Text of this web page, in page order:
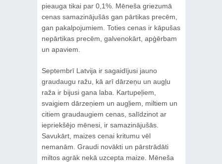
pieauga tikai par 0,1%. Mēneša griezumā
cenas samazinājušās gan pārtikas precēm,
gan pakalpojumiem. Toties cenas ir kāpušas
nepārtikas precēm, galvenokārt, apģērbam
un apaviem.
Septembrī Latvija ir sagaidījusi jauno
graudaugu ražu, kā arī dārzeņu un augļu
raža ir bijusi gana laba. Kartupeļiem,
svaigiem dārzeņiem un augļiem, miltiem un
citiem graudaugiem cenas, salīdzinot ar
iepriekšējo mēnesi, ir samazinājušās.
Savukārt, maizes cenai kritumu vēl
nemanām. Graudi novākti un pārstrādāti
miltos agrāk nekā uzcepta maize. Mēneša